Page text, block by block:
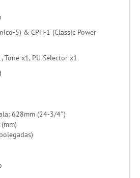
5) & CPH-1 (Classic Power
Tone x1, PU Selector x1
628mm (24-3/4″)